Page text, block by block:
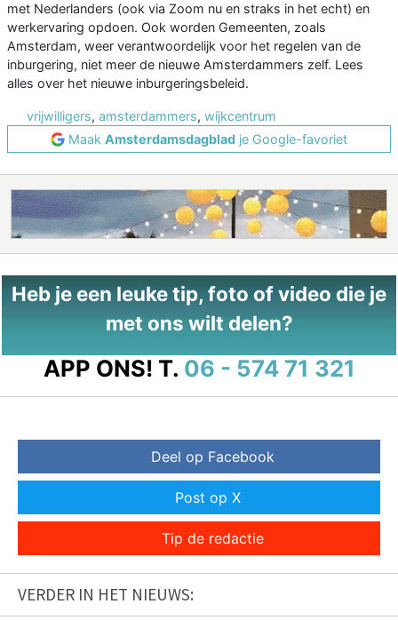
met Nederlanders (ook via Zoom nu en straks in het echt) en
werkervaring opdoen. Ook worden Gemeenten, zoals
Amsterdam, weer verantwoordelijk voor het regelen van de
inburgering, niet meer de nieuwe Amsterdammers zelf. Lees
alles over het nieuwe inburgeringsbeleid.
vrijwilligers, amsterdammers, wijkcentrum
Maak Amsterdamsdagblad je Google-favoriet
Heb je een leuke tip, foto of video die je
met ons wilt delen?
APP ONS! T. 06 - 574 71 321
Deel op Facebook
Post op X
Tip de redactie
VERDER IN HET NIEUWS: